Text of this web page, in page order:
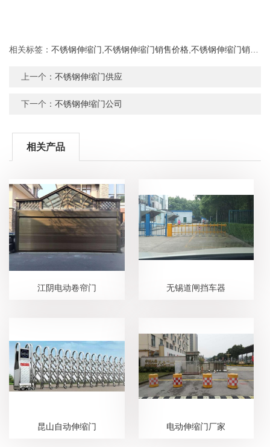
相关标签：不锈钢伸缩门 ,不锈钢伸缩门销售价格 ,不锈钢伸缩门销售
上一个：不锈钢伸缩门供应
下一个：不锈钢伸缩门公司
相关产品
江阴电动卷帘门 无锡道闸挡车器
昆山自动伸缩门 电动伸缩门厂家